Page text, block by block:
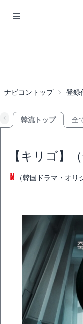
ナビコントップ 登録
韓流トップ 全
【キリゴ】
（韓国ドラマ・オリ